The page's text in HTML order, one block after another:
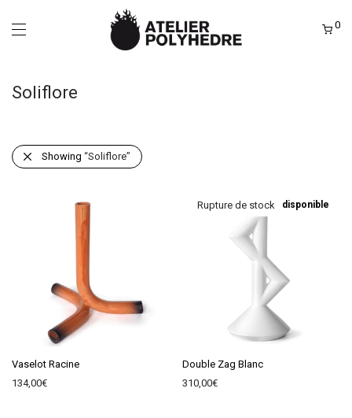
0
Soliflore
Showing “Soliflore”
Vaselot Racine
134,00€
Bientôt disponible
Double Zag Blanc
310,00€